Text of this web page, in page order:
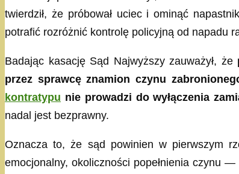
twierdził, że próbował uciec i ominąć
potrafić rozróżnić kontrolę policyjną od napadu
Badając kasację Sąd Najwyższy zauważył, że
przez sprawcę znamion czynu
kontratypu nie prowadzi do wyłączenia
nadal jest bezprawny.
Oznacza to, że sąd powinien w pierwszym
emocjonalny, okoliczności popełnienia czynu